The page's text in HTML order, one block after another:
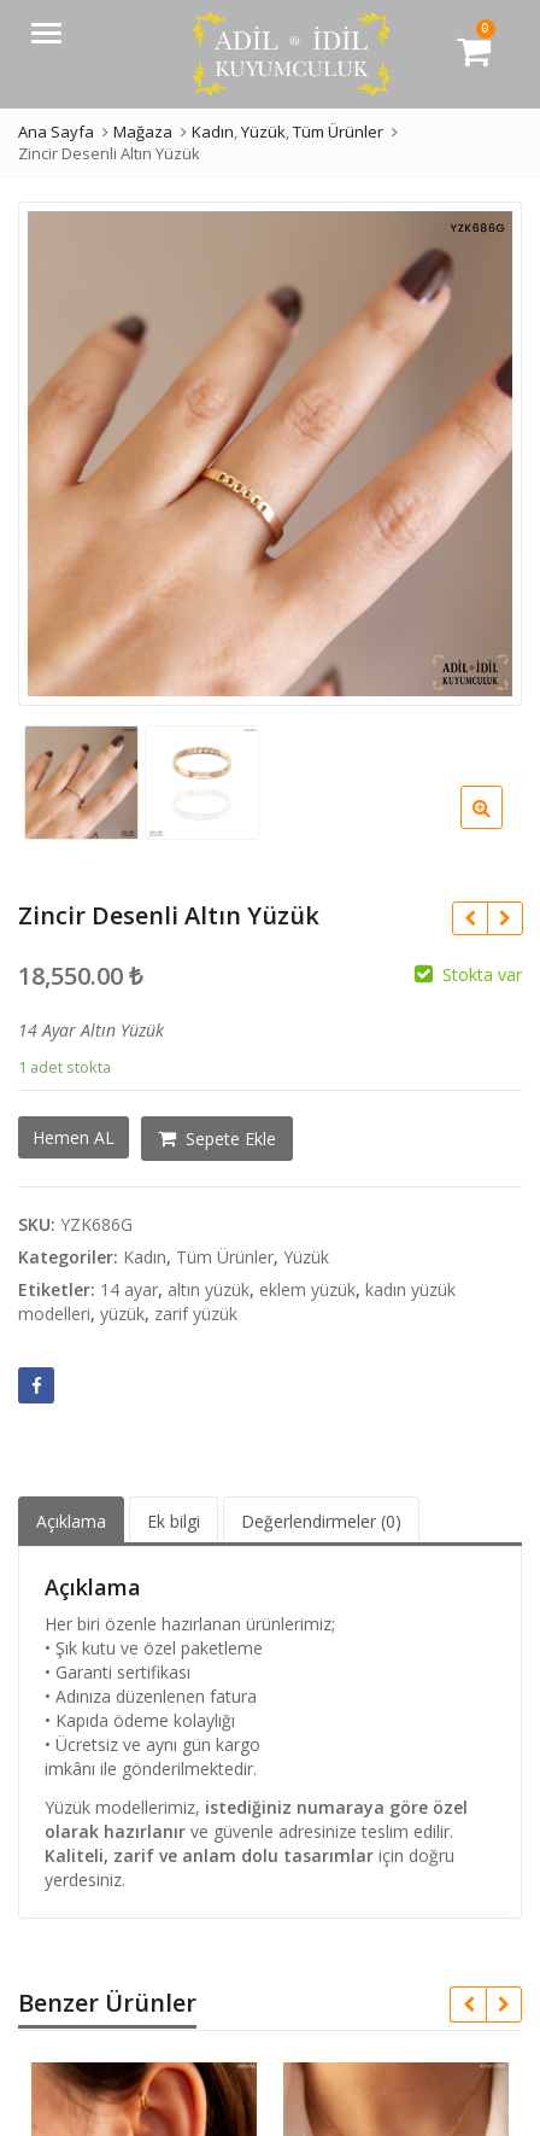
Menü 0
Ana Sayfa Mağaza Kadın,Yüzük,Tüm Ürünler
Zincir Desenli Altın Yüzük
Zincir Desenli Altın Yüzük
18,550.00₺ Stokta var
14 Ayar Altın Yüzük
1 adet stokta
Hemen AL
Zincir
Desenli
Sepete Ekle
SKU: YZK686G
Kategoriler: Kadın, Tüm Ürünler, Yüzük
Etiketler: 14 ayar, altın yüzük, eklem yüzük, kadın yüzük
modelleri, yüzük, zarif yüzük
Açıklama Ek bilgi Değerlendirmeler (0)
Açıklama
Her biri özenle hazırlanan ürünlerimiz;
• Şık kutu ve özel paketleme
• Garanti sertifikası
• Adınıza düzenlenen fatura
• Kapıda ödeme kolaylığı
• Ücretsiz ve aynı gün kargo
imkânı ile gönderilmektedir.
Yüzük modellerimiz, istediğiniz numaraya göre özel
olarak hazırlanır ve güvenle adresinize teslim edilir.
Kaliteli, zarif ve anlam dolu tasarımlar için doğru
yerdesiniz.
Benzer Ürünler